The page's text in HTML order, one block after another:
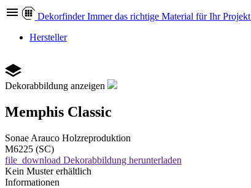
Dekorfinder Immer das richtige Material für Ihr Projekt
Hersteller
Dekorabbildung anzeigen
Memphis Classic
Sonae Arauco Holzreproduktion
M6225 (SC)
file_download Dekorabbildung herunterladen
Kein Muster erhältlich
Informationen